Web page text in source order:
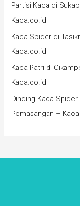
Partisi Kaca di
Kaca.co.id
Kaca Spider di
Kaca.co.id
Kaca Patri di
Kaca.co.id
Dinding Kaca
Pemasangan –